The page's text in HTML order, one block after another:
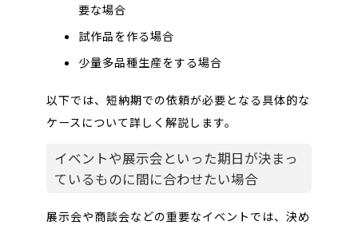
要な場合
試作品を作る場合
少量多品種生産をする場合
以下では、短納期での依頼が必要となる具体的な
ケースについて詳しく解説します。
イベントや展示会といった期日が決まっ
ているものに間に合わせたい場合
展示会や商談会などの重要なイベントでは、決め